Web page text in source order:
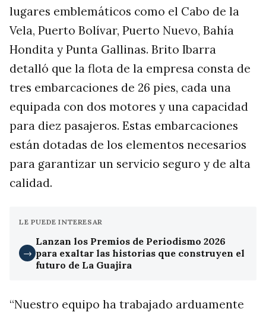
lugares emblemáticos como el Cabo de la
Vela, Puerto Bolívar, Puerto Nuevo, Bahía
Hondita y Punta Gallinas. Brito Ibarra
detalló que la flota de la empresa consta de
tres embarcaciones de 26 pies, cada una
equipada con dos motores y una capacidad
para diez pasajeros. Estas embarcaciones
están dotadas de los elementos necesarios
para garantizar un servicio seguro y de alta
calidad.
LE PUEDE INTERESAR
→
Lanzan los Premios de Periodismo 2026
para exaltar las historias que construyen el
futuro de La Guajira
“Nuestro equipo ha trabajado arduamente